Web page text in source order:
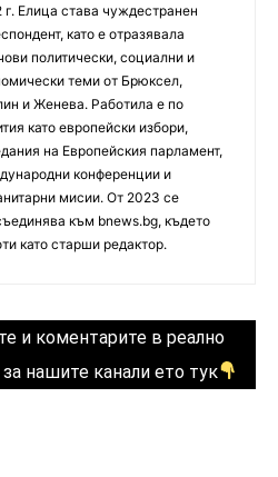
г. Елица става чуждестранен
като е отразявала
политически, социални и
теми от Брюксел,
и Женева. Работила е по
като европейски избори,
на Европейския парламент,
конференции и
мисии. От 2023 се
към bnews.bg, където
като старши редактор.
и коментарите в реално
нашите канали ето тук